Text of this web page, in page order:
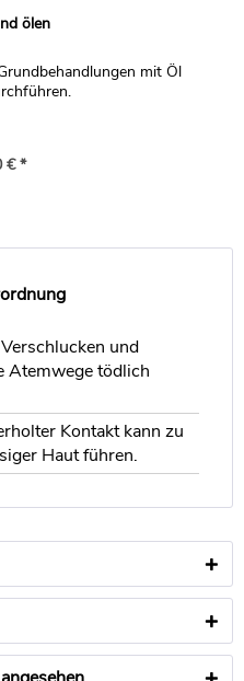
ölen
mit Öl
€ *
und
Atemwege tödlich
Kontakt kann zu
Haut führen.